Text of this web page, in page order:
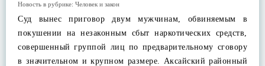
Новость в рубрике: Человек и закон
Суд вынес приговор двум мужчинам, обвиняемым в
покушении на незаконным сбыт наркотических средств,
совершенный группой лиц по предварительному сговору
в значительном и крупном размере. Аксайский районный